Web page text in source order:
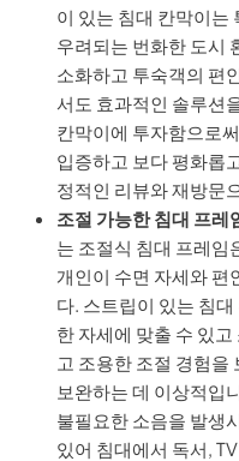
이 있는 침대 칸막이는
우려되는 번화한 도시
소화하고 투숙객의 편
서도 효과적인 솔루션
칸막이에 투자함으로
입증하고 보다 평화롭
정적인 리뷰와 재방문
조절 가능한 침대 프레
는 조절식 침대 프레임
개인이 수면 자세와 편
다. 스트립이 있는 침
한 자세에 맞출 수 있
고 조용한 조절 경험을
보완하는 데 이상적입
불필요한 소음을 발생
있어 침대에서 독서,